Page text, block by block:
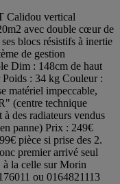
Calidou vertical
avec double cœur de
blocs résistifs à inertie
de gestion
Dim : 148cm de haut
Poids : 34 kg Couleur :
matériel impeccable,
(centre technique
des radiateurs vendus
panne) Prix : 249€
pièce si prise des 2.
premier arrivé seul
à la celle sur Morin
ou 0164821113